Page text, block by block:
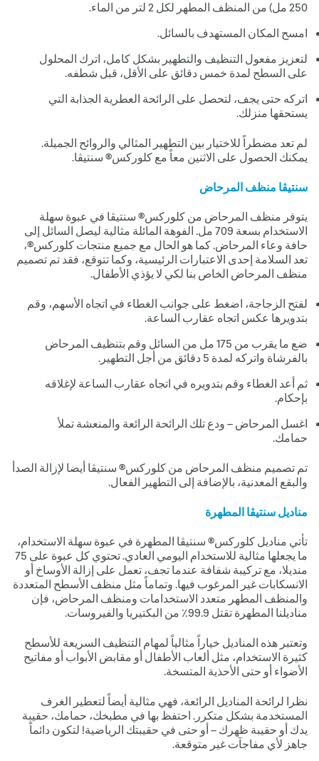
052 مل) من المنظف المطهر لكل 2 لتر من الماء.
امسح المكان المستهدف بالسائل.
لتعزيز مفعول التنظيف والتطهير بشكل كامل، اترك المحلول
على السطح لمدة خمس دقائق على الأقل، قبل شطفه.
اتركه حتى يجف، لتحصل على الرائحة العطرية الجذابة التي
يستحقها منزلك.
لم تعد مضطراً للاختيار بين التطهير المثالي والروائح الجميلة.
يمكنك الحصول على الاثنين معاً مع كلوركس® سنتيڤا.
سنتيڤا منظف المرحاض
يتوفر منظف المرحاض من كلوركس® سنتيڤا في عبوة سهلة
الاستخدام بسعة 907 مل. الفوهة المائلة مثالية ليصل السائل إلى
حافة وعاء المرحاض. كما هو الحال مع جميع منتجات كلوركس®،
تعد السلامة إحدى الاعتبارات الرئيسية، وكما تتوقع، فقد تم تصميم
منظف المرحاض الخاص بنا لكي لا يؤذي الأطفال.
لفتح الزجاجة، اضغط على جوانب الغطاء في اتجاه الأسهم، وقم
بتدويرها عكس اتجاه عقارب الساعة.
ضع ما يقرب من 571 مل من السائل وقم بتنظيف المرحاض
بالفرشاة واتركه لمدة 5 دقائق من أجل التطهير.
ثم أعد الغطاء وقم بتدويره في اتجاه عقارب الساعة لإغلاقه
بإحكام.
اغسل المرحاض – ودع تلك الرائحة الرائعة والمنعشة تملأ
حمامك.
تم تصميم منظف المرحاض من كلوركس® سنتيڤا أيضا لإزالة الصدأ
والبقع المعدنية، بالإضافة إلى التطهير الفعال.
مناديل سنتيڤا المطهرة
تأتي مناديل كلوركس® سنتيڤا المطهرة في عبوة سهلة الاستخدام،
ما يجعلها مثالية للاستخدام اليومي العادي. تحتوي كل عبوة على 57
منديلا، مع تركيبة شفافة عندما تجف، تعمل على إزالة الأوساخ أو
الانسكابات غير المرغوب فيها. وتماماً مثل منظف الأسطح المتعددة
والمنظف المطهر متعدد الاستخدامات ومنظف المرحاض، فإن
مناديلنا المطهرة تقتل 9.99٪ من البكتيريا والفيروسات.
وتعتبر هذه المناديل خياراً مثالياً لمهام التنظيف السريعة للأسطح
كثيرة الاستخدام، مثل ألعاب الأطفال أو مقابض الأبواب أو مفاتيح
الأضواء أو حتى الأحذية المتسخة.
نظرا لرائحة المناديل الرائعة، فهي مثالية أيضاً لتعطير الغرف
المستخدمة بشكل متكرر. احتفظ بها في مطبخك، حمامك، حقيبة
يدك أو حقيبة ظهرك – أو حتى في حقيبتك الرياضية! لتكون دائماً
جاهز لأي مفاجآت غير متوقعة.